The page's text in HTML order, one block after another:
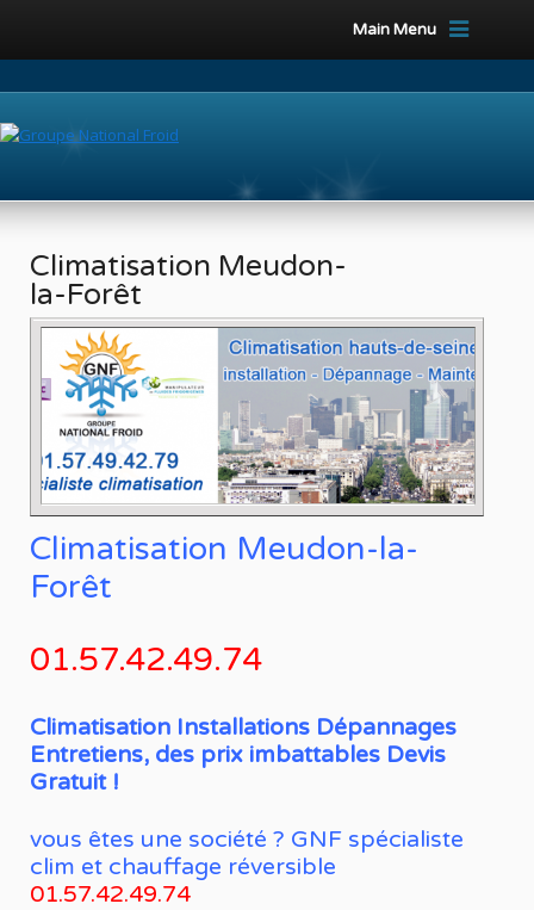
Main Menu
Climatisation Meudon-
la-Forêt
Climatisation Meudon-la-
Forêt
01.57.42.49.74
Climatisation Installations Dépannages
Entretiens, des prix imbattables Devis
Gratuit !
vous êtes une société ? GNF spécialiste
clim et chauffage réversible
01.57.42.49.74